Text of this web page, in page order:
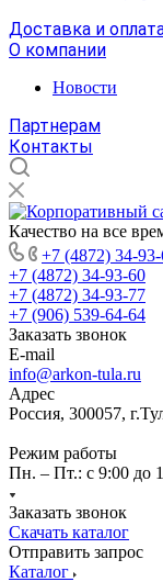
Доставка и
О компании
Новости
Партнерам
Контакты
Качество на все
+7 (4872) 34-
+7 (4872) 34-93-60
+7 (4872) 34-93-77
+7 (906) 539-64-64
Заказать звонок
E-mail
info@arkon-tula.ru
Адрес
Россия, 300057,
Режим работы
Пн. – Пт.: с 9:00 до
Заказать звонок
Скачать каталог
Отправить запрос
Каталог